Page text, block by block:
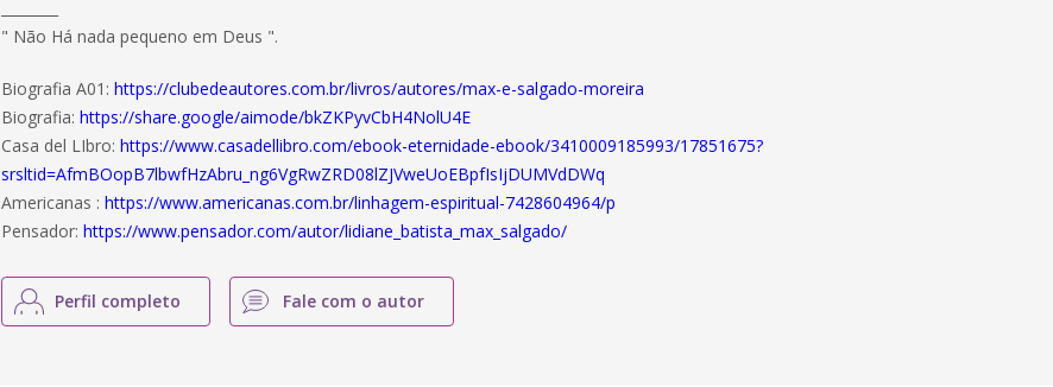
" Não Há nada pequeno em Deus ".
Biografia A01:https://clubedeautores.com.br/livros/autores/max-e-salgado-moreira
Biografia:https://share.google/aimode/bkZKPyvCbH4NolU4E
Casa del LIbro:https://www.casadellibro.com/ebook-eternidade-ebook/3410009185993/17851675?
srsltid=AfmBOopB7lbwfHzAbru_ng6VgRwZRD08lZJVweUoEBpfIsIjDUMVdDWq
Americanas :https://www.americanas.com.br/linhagem-espiritual-7428604964/p
Pensador:https://www.pensador.com/autor/lidiane_batista_max_salgado/
Perfil completo Fale com o autor